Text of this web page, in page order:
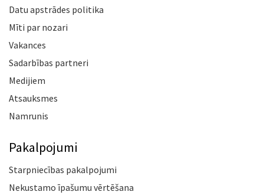
Datu apstrādes politika
Mīti par nozari
Vakances
Sadarbības partneri
Medijiem
Atsauksmes
Namrunis
Pakalpojumi
Starpniecības pakalpojumi
Nekustamo īpašumu vērtēšana